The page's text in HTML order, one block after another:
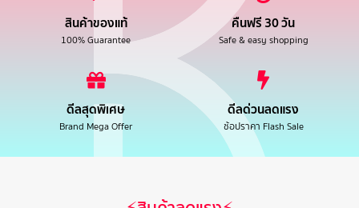
สินค้าของแท้
100% Guarantee
คืนฟรี 30 วัน
Safe & easy shopping
ดีลสุดพิเศษ
Brand Mega Offer
ดีลด่วนลดแรง
ช้อปราคา Flash Sale